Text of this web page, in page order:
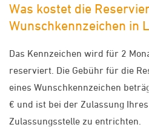
Was kostet die
Wunschkennzeichen in
Das Kennzeichen wird für 2
reserviert. Die Gebühr für die
eines Wunschkennzeichen
€ und ist bei der Zulassung
Zulassungsstelle zu entrichten.